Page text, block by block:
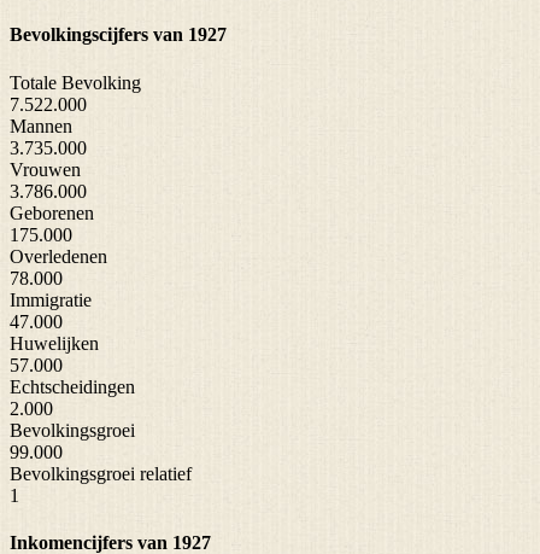
Bevolkingscijfers van 1927
Totale Bevolking
7.522.000
Mannen
3.735.000
Vrouwen
3.786.000
Geborenen
175.000
Overledenen
78.000
Immigratie
47.000
Huwelijken
57.000
Echtscheidingen
2.000
Bevolkingsgroei
99.000
Bevolkingsgroei relatief
1
Inkomencijfers van 1927